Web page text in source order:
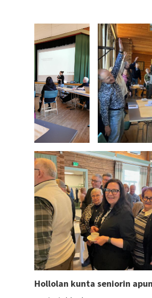
Hollolan kunta seniorin